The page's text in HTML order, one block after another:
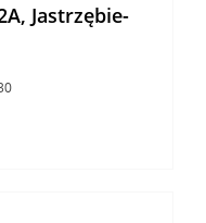
Jastrzębie-